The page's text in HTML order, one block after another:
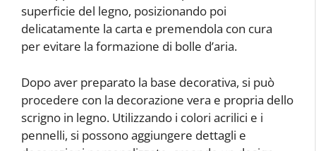
superficie del legno, posizionando poi
delicatamente la carta e premendola con cura
per evitare la formazione di bolle d’aria.
Dopo aver preparato la base decorativa, si può
procedere con la decorazione vera e propria dello
scrigno in legno. Utilizzando i colori acrilici e i
pennelli, si possono aggiungere dettagli e